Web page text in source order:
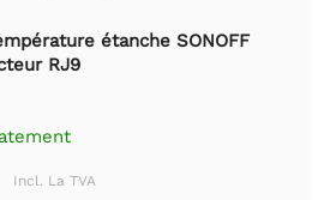
étanche SONOFF
RJ9
Incl. La TVA